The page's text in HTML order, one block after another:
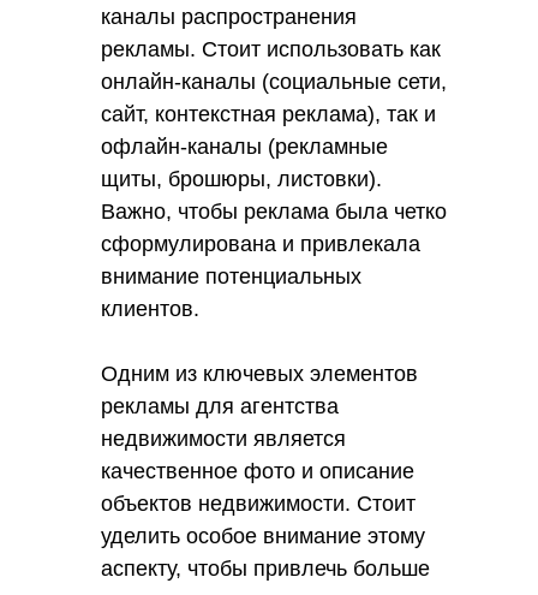
каналы распространения
рекламы. Стоит использовать как
онлайн-каналы (социальные сети,
сайт, контекстная реклама), так и
офлайн-каналы (рекламные
щиты, брошюры, листовки).
Важно, чтобы реклама была четко
сформулирована и привлекала
внимание потенциальных
клиентов.
Одним из ключевых элементов
рекламы для агентства
недвижимости является
качественное фото и описание
объектов недвижимости. Стоит
уделить особое внимание этому
аспекту, чтобы привлечь больше